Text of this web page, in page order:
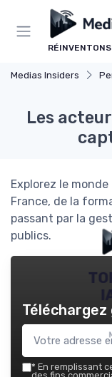
Medias Insiders
Les
Explorez le
France, de la
passant par la
publics.
* En remplissant
Panneau de gestion